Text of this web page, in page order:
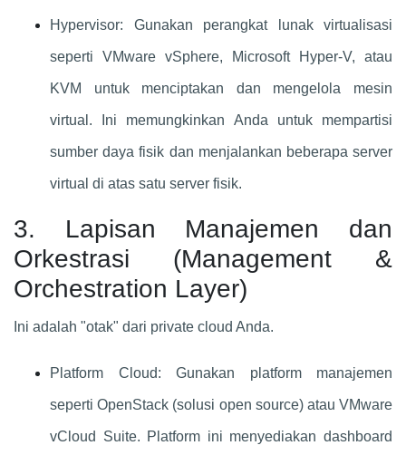
Hypervisor: Gunakan perangkat lunak virtualisasi
seperti VMware vSphere, Microsoft Hyper-V, atau
KVM untuk menciptakan dan mengelola mesin
virtual. Ini memungkinkan Anda untuk mempartisi
sumber daya fisik dan menjalankan beberapa server
virtual di atas satu server fisik.
3. Lapisan Manajemen dan
Orkestrasi (Management &
Orchestration Layer)
Ini adalah "otak" dari private cloud Anda.
Platform Cloud: Gunakan platform manajemen
seperti OpenStack (solusi open source) atau VMware
vCloud Suite. Platform ini menyediakan dashboard